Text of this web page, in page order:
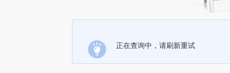
正在查询中，请刷新重试